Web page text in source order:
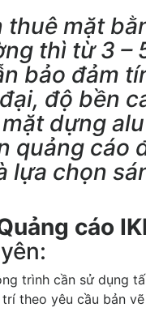
thuê mặt
thì từ 3 –
bảo đảm
độ bền
dựng
quảng cáo
lựa chọn
cáo
trình cần sử dụng
theo yêu cầu bản